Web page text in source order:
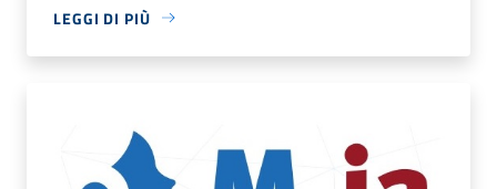
LEGGI DI PIÙ